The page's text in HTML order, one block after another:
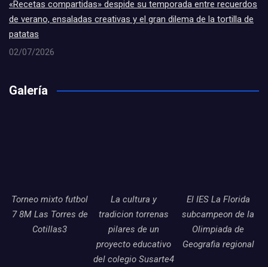
«Recetas compartidas» despide su temporada entre recuerdos
de verano, ensaladas creativas y el gran dilema de la tortilla de
patatas
02/07/2026
Galería
Torneo mixto futbol
7 8M Las Torres de
Cotillas3
La cultura y
tradicion torrenas
pilares de un
proyecto educativo
del colegio Susarte4
El IES La Florida
subcampeon de la
Olimpiada de
Geografia regional